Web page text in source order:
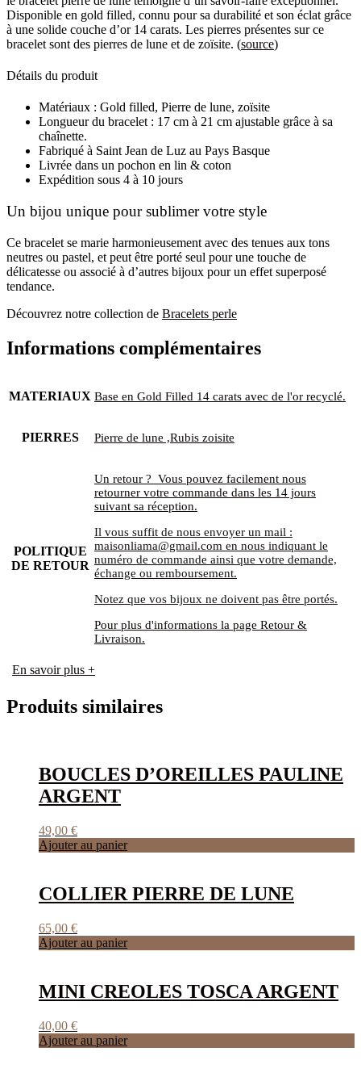
Disponible en gold filled, connu pour sa durabilité et son éclat grâce
à une solide couche d’or 14 carats. Les pierres présentes sur ce
bracelet sont des pierres de lune et de zoïsite. (source)
Détails du produit
Matériaux : Gold filled, Pierre de lune, zoïsite
Longueur du bracelet : 17 cm à 21 cm ajustable grâce à sa
chaînette.
Fabriqué à Saint Jean de Luz au Pays Basque
Livrée dans un pochon en lin & coton
Expédition sous 4 à 10 jours
Un bijou unique pour sublimer votre style
Ce bracelet se marie harmonieusement avec des tenues aux tons
neutres ou pastel, et peut être porté seul pour une touche de
délicatesse ou associé à d’autres bijoux pour un effet superposé
tendance.
Découvrez notre collection de Bracelets perle
Informations complémentaires
MATERIAUX Base en Gold Filled 14 carats avec de l'or recyclé.
PIERRES Pierre de lune ,Rubis zoisite
POLITIQUE
DE RETOUR
Un retour ? Vous pouvez facilement nous
retourner votre commande dans les 14 jours
suivant sa réception.
Il vous suffit de nous envoyer un mail :
maisonliama@gmail.com en nous indiquant le
numéro de commande ainsi que votre demande,
échange ou remboursement.
Notez que vos bijoux ne doivent pas être portés.
Pour plus d'informations la page Retour &
Livraison.
En savoir plus +
Produits similaires
BOUCLES D’OREILLES PAULINE
ARGENT
49,00 €
Ajouter au panier
COLLIER PIERRE DE LUNE
65,00 €
Ajouter au panier
MINI CREOLES TOSCA ARGENT
40,00 €
Ajouter au panier